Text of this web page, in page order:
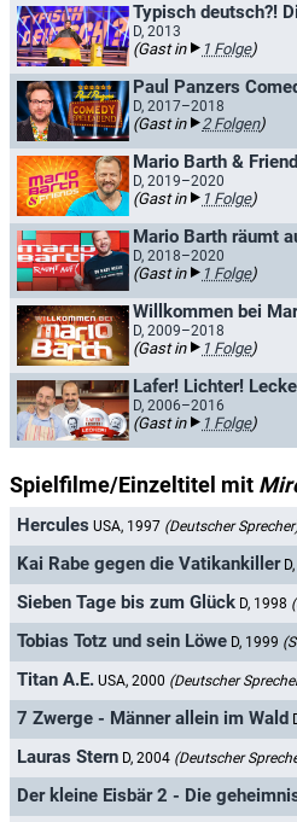
Typisch deutsch?!
D, 2013
(Gast in 1 Folge)
D, 2017–2018
(Gast in 2 Folgen)
Mario Barth &
D, 2019–2020
(Gast in 1 Folge)
Mario Barth räumt
D, 2018–2020
(Gast in 1 Folge)
Willkommen bei
D, 2009–2018
(Gast in 1 Folge)
Lafer! Lichter!
D, 2006–2016
(Gast in 1 Folge)
Spielfilme/Einzeltitel mit
Hercules USA, 1997 (Deutscher
Kai Rabe gegen die Vatikankiller
Sieben Tage bis zum Glück D, 1998
Tobias Totz und sein Löwe D, 1999
Titan A.E. USA, 2000 (Deutscher
7 Zwerge - Männer allein im Wald
Lauras Stern D, 2004 (Deutscher
Der kleine Eisbär 2 - Die